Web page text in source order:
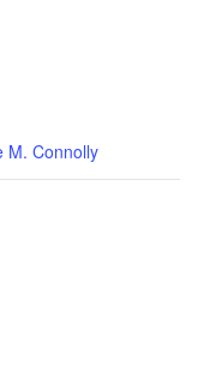
M. Connolly